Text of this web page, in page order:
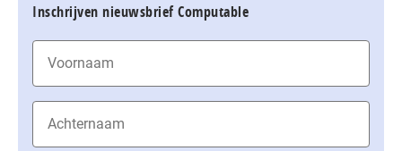
Inschrijven nieuwsbrief Computable